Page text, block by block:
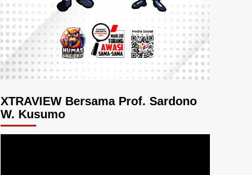
XTRAVIEW Bersama Prof. Sardono
W. Kusumo